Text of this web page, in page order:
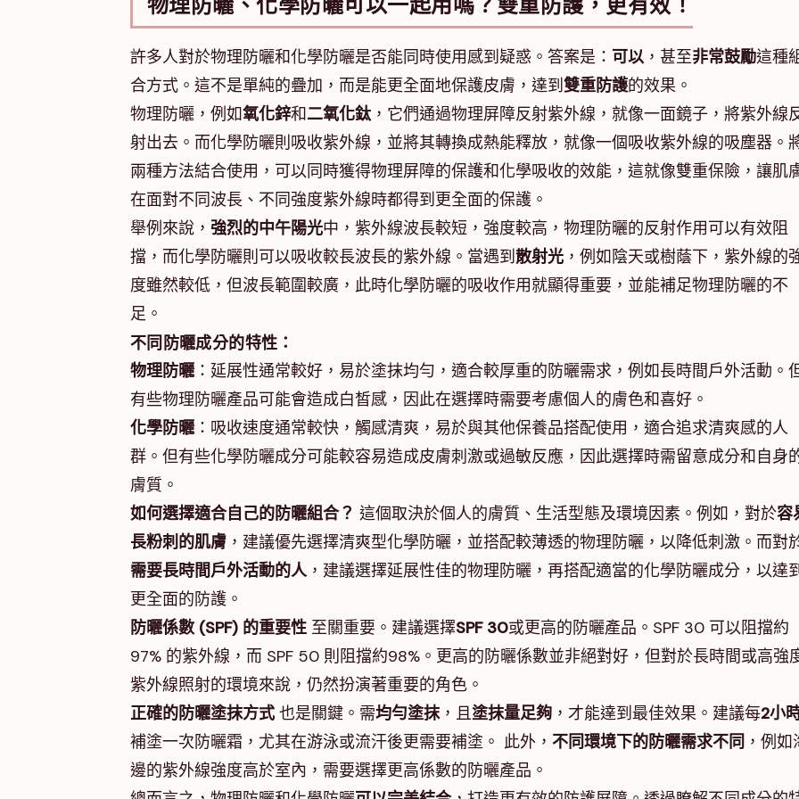
許多人對於物理防曬和化學防曬是否能同時使用感到疑惑。答案是： 可以，甚至非常鼓勵這種
合方式。這不是單純的疊加，而是能更全面地保護皮膚，達到雙重防護的效果。
物理防曬，例如氧化鋅和二氧化鈦，它們通過物理屏障反射紫外線，就像一面鏡子，將紫外線
射出去。而化學防曬則吸收紫外線，並將其轉換成熱能釋放，就像一個吸收紫外線的吸塵器。
兩種方法結合使用，可以同時獲得物理屏障的保護和化學吸收的效能，這就像雙重保險，讓肌
在面對不同波長、不同強度紫外線時都得到更全面的保護。
舉例來說， 強烈的中午陽光中，紫外線波長較短，強度較高，物理防曬的反射作用可以有效阻
擋，而化學防曬則可以吸收較長波長的紫外線。當遇到散射光 ，例如陰天或樹蔭下，紫外線的
度雖然較低，但波長範圍較廣，此時化學防曬的吸收作用就顯得重要，並能補足物理防曬的不
足。
不同防曬成分的特性：
物理防曬 ：延展性通常較好，易於塗抹均勻，適合較厚重的防曬需求，例如長時間戶外活動。
有些物理防曬產品可能會造成白皙感，因此在選擇時需要考慮個人的膚色和喜好。
化學防曬 ：吸收速度通常較快，觸感清爽，易於與其他保養品搭配使用，適合追求清爽感的人
群。但有些化學防曬成分可能較容易造成皮膚刺激或過敏反應，因此選擇時需留意成分和自身
膚質。
如何選擇適合自己的防曬組合？ 這個取決於個人的膚質、生活型態及環境因素。例如，對於容
長粉刺的肌膚 ，建議優先選擇清爽型化學防曬，並搭配較薄透的物理防曬，以降低刺激。而對
需要長時間戶外活動的人，建議選擇延展性佳的物理防曬，再搭配適當的化學防曬成分，以達
更全面的防護。
防曬係數 (SPF) 的重要性 至關重要。建議選擇SPF 30或更高的防曬產品。SPF 30 可以阻擋約
97% 的紫外線，而 SPF 50 則阻擋約98%。更高的防曬係數並非絕對好，但對於長時間或高強
紫外線照射的環境來說，仍然扮演著重要的角色。
正確的防曬塗抹方式也是關鍵。需均勻塗抹，且塗抹量足夠 ，才能達到最佳效果。建議每2小
補塗一次防曬霜，尤其在游泳或流汗後更需要補塗。 此外， 不同環境下的防曬需求不同 ，例如
邊的紫外線強度高於室內，需要選擇更高係數的防曬產品。